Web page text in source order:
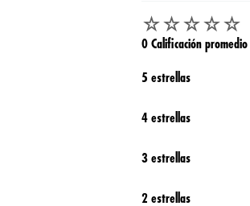
☆☆☆☆☆
0 Calificación promedio
5 estrellas
4 estrellas
3 estrellas
2 estrellas